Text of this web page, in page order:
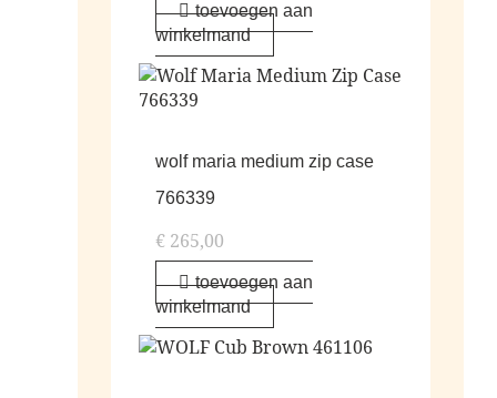
toevoegen aan
winkelmand
wolf maria medium zip case
766339
€ 265,00
toevoegen aan
winkelmand